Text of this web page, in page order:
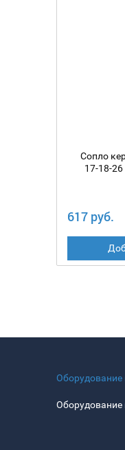
Сопло
17-18-
617 руб.
Оборудование
Оборудование